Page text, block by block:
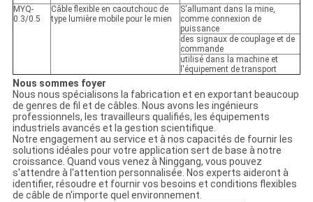
MYQ-
0.3/0.5
Câble flexible en caoutchouc de
type lumière mobile pour le mien
S'allumant dans la mine,
comme connexion de
puissance
des signaux de couplage et de
commande
utilisé dans la machine et
l'équipement de transport
Nous sommes foyer
Nous nous spécialisons la fabrication et en exportant beaucoup
de genres de fil et de câbles. Nous avons les ingénieurs
professionnels, les travailleurs qualifiés, les équipements
industriels avancés et la gestion scientifique.
Notre engagement au service et à nos capacités de fournir les
solutions idéales pour votre application sert de base à notre
croissance. Quand vous venez à Ninggang, vous pouvez
s'attendre à l'attention personnalisée. Nos experts aideront à
identifier, résoudre et fournir vos besoins et conditions flexibles
de câble de n'importe quel environnement.